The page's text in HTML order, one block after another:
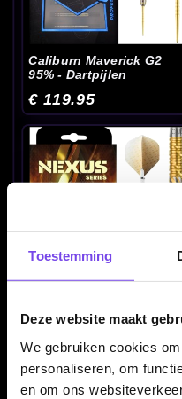
Toestemming
Deze website maakt
We gebruiken cookies
personaliseren, om
en om ons
Caliburn Maverick G2
95% - Dartpijlen
€ 119.95
Tungsten - Dartpijlen
€ 124.95